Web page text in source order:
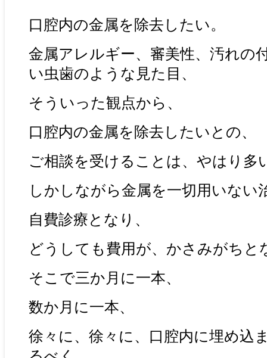
口腔内の金属を除去したい。
金属アレルギー、審美性、汚れの
い虫歯のような見た目、
そういった観点から、
口腔内の金属を除去したいとの、
ご相談を受けることは、やはり多
しかしながら金属を一切用いない
自費診療となり、
どうしても費用が、かさみがちと
そこで三か月に一本、
数か月に一本、
徐々に、徐々に、口腔内に埋め込